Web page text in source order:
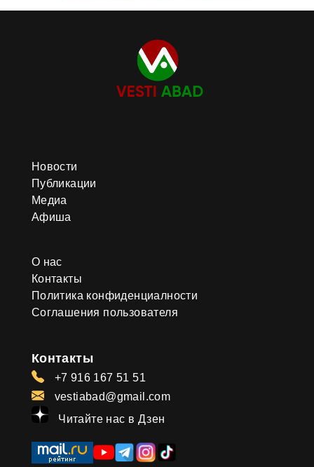
Новости
Публикации
Медиа
Афиша
О нас
Контакты
Политика конфиденциалности
Соглашения пользователя
Контакты
+7 916 167 51 51
vestiabad@gmail.com
Читайте нас в Дзен